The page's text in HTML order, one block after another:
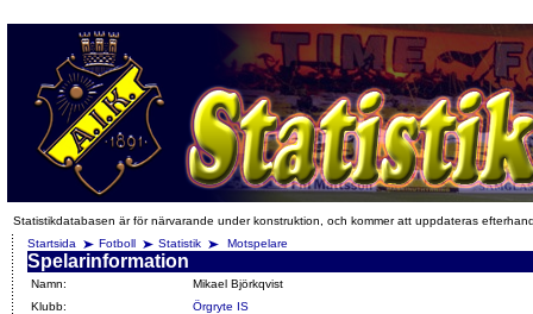
Statistikdatabasen är för närvarande under konstruktion, och kommer att uppdateras
Startsida
Fotboll Statistik Motspelare
Spelarinformation
Namn:
Mikael Björkqvist
Klubb:
Örgryte IS